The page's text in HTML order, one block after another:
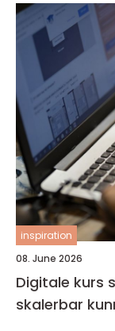
inspiration
08. June 2026
Digitale kurs slik bygger du en lønnsom og
skalerbar